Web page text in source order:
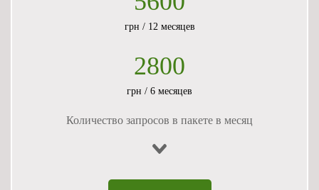
грн / 12 месяцев
2800
грн / 6 месяцев
Количество запросов в пакете в месяц